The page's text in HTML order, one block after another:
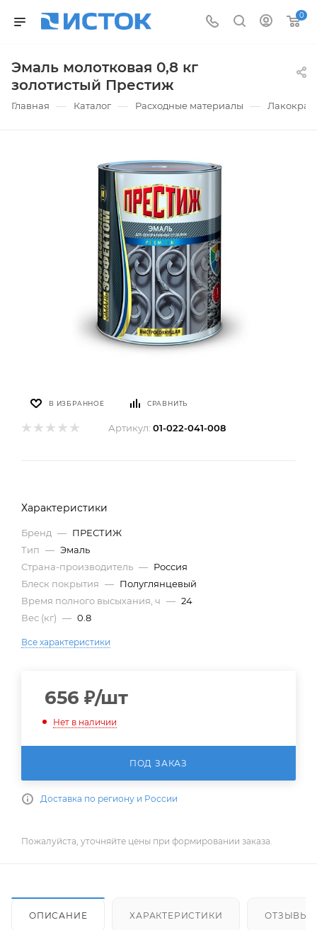
0
Эмаль молотковая 0,8 кг
золотистый Престиж
Главная — Каталог — Расходные материалы —
В ИЗБРАННОЕ СРАВНИТЬ
Артикул: 01-022-041-008
Характеристики
Бренд — ПРЕСТИЖ
Тип — Эмаль
Страна-производитель — Россия
Блеск покрытия — Полуглянцевый
Время полного высыхания, ч — 24
Вес (кг) — 0.8
Все характеристики
656 ₽/шт
Нет в наличии
ПОД ЗАКАЗ
Доставка по региону и России
Пожалуйста, уточняйте цены при формировании заказа.
ОПИСАНИЕ ХАРАКТЕРИСТИКИ ОТЗЫВЫ